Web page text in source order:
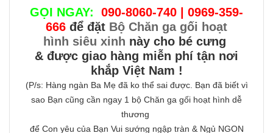
GỌI NGAY:
090-8060-740 | 0969-359-
666 để đặt Bộ Chăn ga gối hoạt
hình siêu xinh này cho bé cưng
& được giao hàng miễn phí tận nơi
khắp Việt Nam !
(P/s: Hàng ngàn Ba Mẹ đã ko thể sai được. Bạn đã biết vì
sao Bạn cũng cần ngay 1 bộ Chăn ga gối hoạt hình dễ
thương
để Con yêu của Bạn Vui sướng ngập tràn & Ngủ NGON